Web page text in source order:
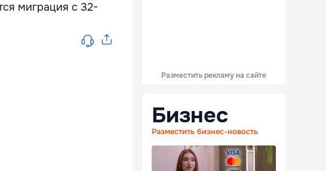
миграция с 32-
Разместить рекламу на сайте
Бизнес
Разместить бизнес-новость